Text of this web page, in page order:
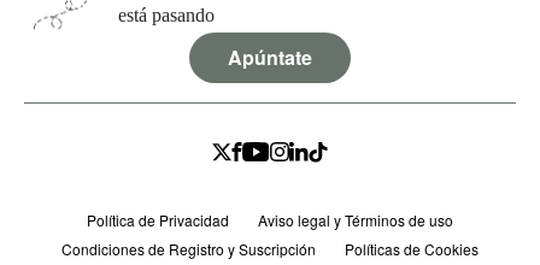
está pasando
Apúntate
Política de Privacidad
Aviso legal y Términos de uso
Condiciones de Registro y Suscripción
Políticas de Cookies